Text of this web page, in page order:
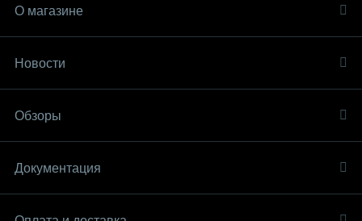
О магазине
Новости
Обзоры
Документация